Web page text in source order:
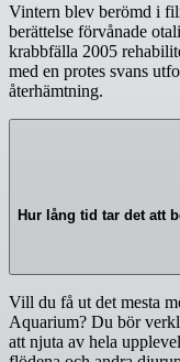
Vintern blev berömd i
berättelse förvånade
krabbfälla 2005
med en protes svans
återhämtning.
Hur lång tid tar det att
Vill du få ut det mesta
Aquarium? Du bör
att njuta av hela